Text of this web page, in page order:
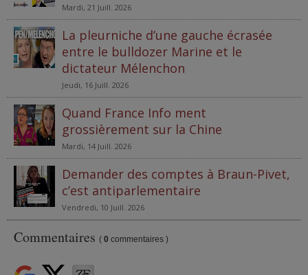
Mardi, 21 Juill. 2026
La pleurniche d’une gauche écrasée
entre le bulldozer Marine et le
dictateur Mélenchon
Jeudi, 16 Juill. 2026
Quand France Info ment
grossièrement sur la Chine
Mardi, 14 Juill. 2026
Demander des comptes à Braun-Pivet,
c’est antiparlementaire
Vendredi, 10 Juill. 2026
Commentaires ( 0 commentaires )